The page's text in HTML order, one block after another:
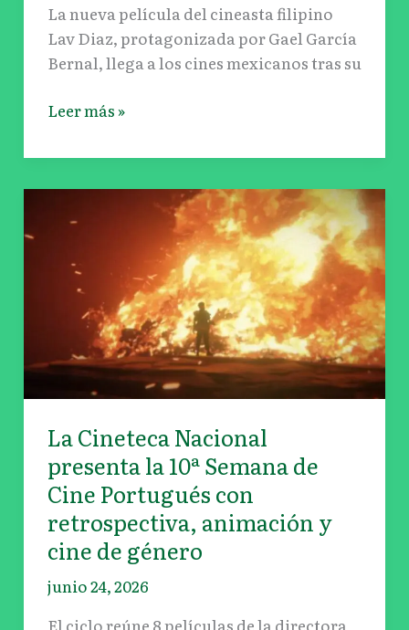
La nueva película del cineasta filipino
Lav Diaz, protagonizada por Gael García
Bernal, llega a los cines mexicanos tras su
conquista
Leer más »
La Cineteca Nacional
presenta la 10ª Semana de
Cine Portugués con
retrospectiva, animación y
cine de género
junio 24, 2026
El ciclo reúne 8 películas de la directora
Cineteca
presenta
Semana
de
Cine
con
retrospectiva,
animación
y
cine
género